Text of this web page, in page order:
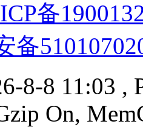
备
备
8-8 11:03 ,
On,